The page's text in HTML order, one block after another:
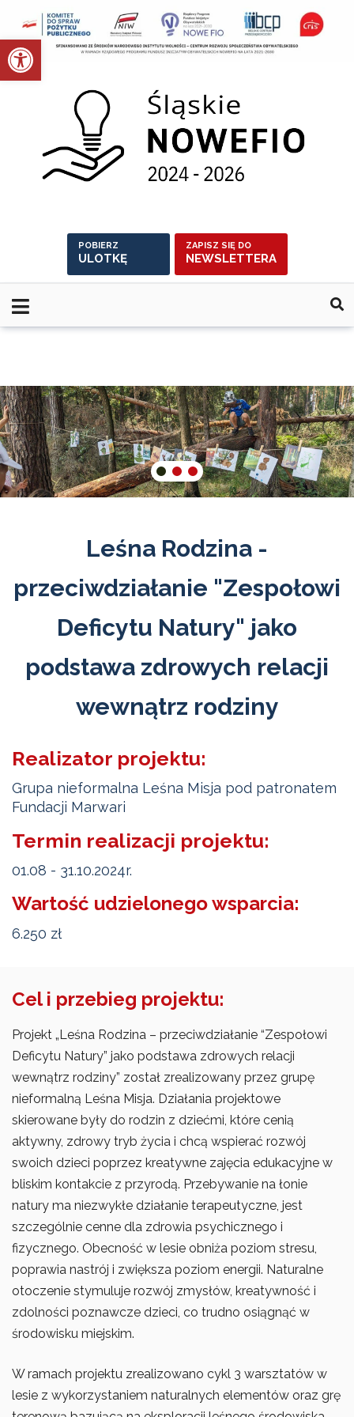
Otwórz pasek narzędzi
content
POBIERZ
ULOTKĘ
ZAPISZ SIĘ DO
NEWSLETTERA
Leśna Rodzina -
przeciwdziałanie "Zespołowi
Deficytu Natury" jako
podstawa zdrowych relacji
wewnątrz rodziny
Realizator projektu:
Grupa nieformalna Leśna Misja pod patronatem
Fundacji Marwari
Termin realizacji projektu:
01.08 - 31.10.2024r.
Wartość udzielonego wsparcia:
6.250 zł
Cel i przebieg projektu:
Projekt „Leśna Rodzina – przeciwdziałanie “Zespołowi
Deficytu Natury” jako podstawa zdrowych relacji
wewnątrz rodziny” został zrealizowany przez grupę
nieformalną Leśna Misja. Działania projektowe
skierowane były do rodzin z dziećmi, które cenią
aktywny, zdrowy tryb życia i chcą wspierać rozwój
swoich dzieci poprzez kreatywne zajęcia edukacyjne w
bliskim kontakcie z przyrodą. Przebywanie na łonie
natury ma niezwykłe działanie terapeutyczne, jest
szczególnie cenne dla zdrowia psychicznego i
fizycznego. Obecność w lesie obniża poziom stresu,
poprawia nastrój i zwiększa poziom energii. Naturalne
otoczenie stymuluje rozwój zmysłów, kreatywność i
zdolności poznawcze dzieci, co trudno osiągnąć w
środowisku miejskim.
W ramach projektu zrealizowano cykl 3 warsztatów w
lesie z wykorzystaniem naturalnych elementów oraz grę